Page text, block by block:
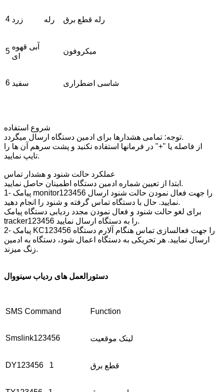
4 زرد رله رله قطع برق
5
آبی قهوه
ای
میکروفون
6 سفید شاسی اضطراری
شروع استفاده
توجه: تمامی هشدارها برای ادمین دستگاه ارسال میگردد.
از فاصله یا "+" در فرمانها استفاده نکنید و پشت سرهم آن ها را
تایپ نمایید.
عملکرد حالت شنود و هشدار تماس
ابتدا از تعیین شماره ادمین دستگاه اطمینان حاصل نمایید.
1- پیامک monitor123456 را جهت فعال نمودن حالت شنود ارسال
نمایید. حال با دستگاه تماس گرفته و شنود را انجام دهید.
برای لغو حالت شنود و فعال نمودن مجدد ردیابی دستگاه پیامک
tracker123456 را به دستگاه ارسال نمایید.
2- پیامک KC123456 را جهت فعالسازی تماس هنگام آلارم دستگاه
ارسال نمایید. هر تحریکی به دستگاه اعمال شود، دستگاه به ادمین
زنگ میزند.
دستورالعمل های ردیاب سینووال
SMS Command Function
Smslink123456 لینک موقعیت
DY123456 1 قطع برق